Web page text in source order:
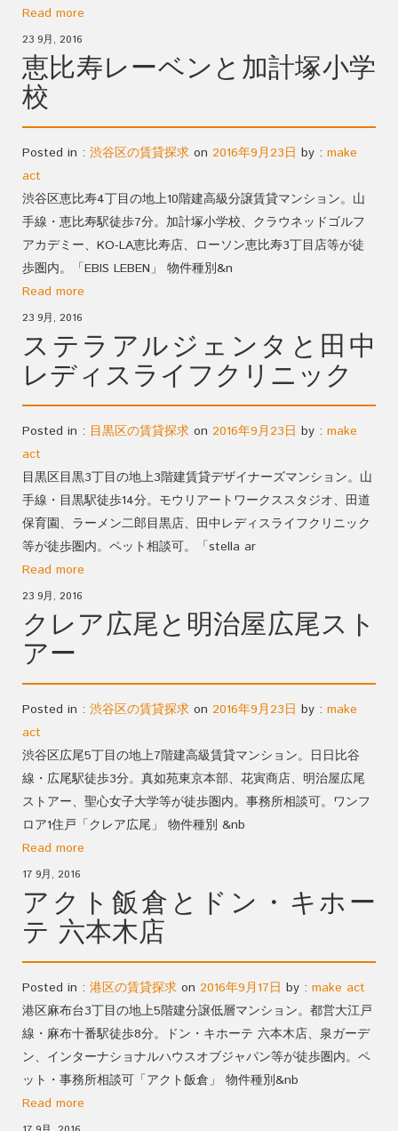
Read more
23 9月, 2016
恵比寿レーベンと加計塚小学
校
Posted in : 渋谷区の賃貸探求 on 2016年9月23日 by : make
act
渋谷区恵比寿4丁目の地上10階建高級分譲賃貸マンション。山
手線・恵比寿駅徒歩7分。加計塚小学校、クラウネッドゴルフ
アカデミー、KO-LA恵比寿店、ローソン恵比寿3丁目店等が徒
歩圏内。「EBIS LEBEN」 物件種別&n
Read more
23 9月, 2016
ステラアルジェンタと田中
レディスライフクリニック
Posted in : 目黒区の賃貸探求 on 2016年9月23日 by : make
act
目黒区目黒3丁目の地上3階建賃貸デザイナーズマンション。山
手線・目黒駅徒歩14分。モウリアートワークススタジオ、田道
保育園、ラーメン二郎目黒店、田中レディスライフクリニック
等が徒歩圏内。ペット相談可。「stella ar
Read more
23 9月, 2016
クレア広尾と明治屋広尾スト
アー
Posted in : 渋谷区の賃貸探求 on 2016年9月23日 by : make
act
渋谷区広尾5丁目の地上7階建高級賃貸マンション。日日比谷
線・広尾駅徒歩3分。真如苑東京本部、花寅商店、明治屋広尾
ストアー、聖心女子大学等が徒歩圏内。事務所相談可。ワンフ
ロア1住戸「クレア広尾」 物件種別 &nb
Read more
17 9月, 2016
アクト飯倉とドン・キホー
テ 六本木店
Posted in : 港区の賃貸探求 on 2016年9月17日 by : make act
港区麻布台3丁目の地上5階建分譲低層マンション。都営大江戸
線・麻布十番駅徒歩8分。ドン・キホーテ 六本木店、泉ガーデ
ン、インターナショナルハウスオブジャパン等が徒歩圏内。ペ
ット・事務所相談可「アクト飯倉」 物件種別&nb
Read more